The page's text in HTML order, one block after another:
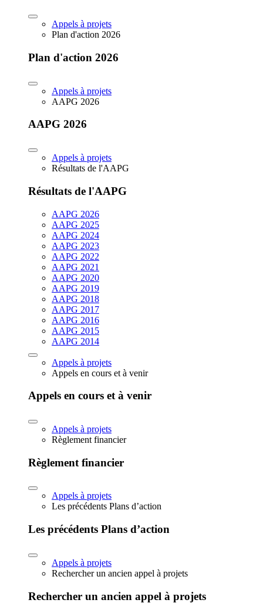
Appels à projets
Plan d'action 2026
Plan d'action 2026
Appels à projets
AAPG 2026
AAPG 2026
Appels à projets
Résultats de l'AAPG
Résultats de l'AAPG
AAPG 2026
AAPG 2025
AAPG 2024
AAPG 2023
AAPG 2022
AAPG 2021
AAPG 2020
AAPG 2019
AAPG 2018
AAPG 2017
AAPG 2016
AAPG 2015
AAPG 2014
Appels à projets
Appels en cours et à venir
Appels en cours et à venir
Appels à projets
Règlement financier
Règlement financier
Appels à projets
Les précédents Plans d’action
Les précédents Plans d’action
Appels à projets
Rechercher un ancien appel à projets
Rechercher un ancien appel à projets